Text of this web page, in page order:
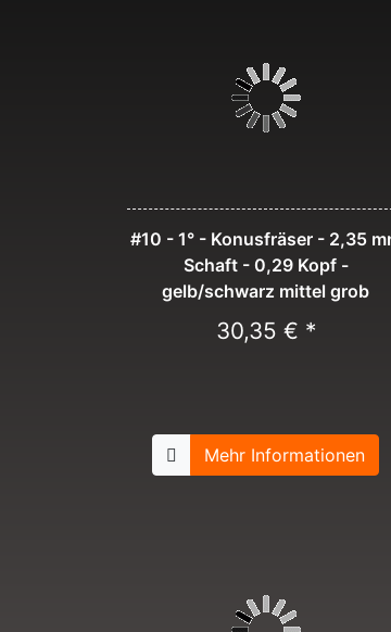
#10 - 1° - Konusfräser - 2,35
Schaft - 0,29 Kopf -
gelb/schwarz mittel grob
30,35 € *
Mehr Informationen